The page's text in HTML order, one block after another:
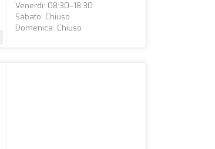
Venerdì: 08:30–18:30
Sabato: Chiuso
Domenica: Chiuso